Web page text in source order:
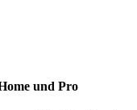
und Pro